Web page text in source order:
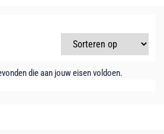
die aan jouw eisen voldoen.